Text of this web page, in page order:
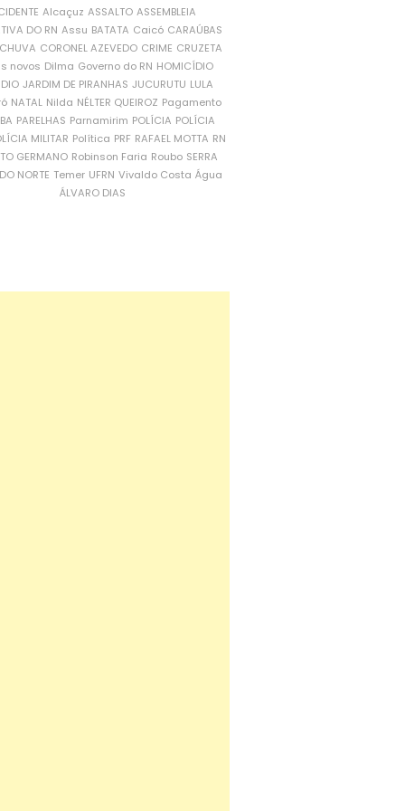
Alcaçuz ASSALTO ASSEMBLEIA
DO RN Assu BATATA Caicó CARAÚBAS
CORONEL AZEVEDO CRIME CRUZETA
novos Dilma Governo do RN HOMICÍDIO
JARDIM DE PIRANHAS JUCURUTU LULA
NATAL Nilda NÉLTER QUEIROZ Pagamento
PARELHAS Parnamirim POLÍCIA POLÍCIA
MILITAR Política PRF RAFAEL MOTTA RN
GERMANO Robinson Faria Roubo SERRA
NORTE Temer UFRN Vivaldo Costa Água
ÁLVARO DIAS